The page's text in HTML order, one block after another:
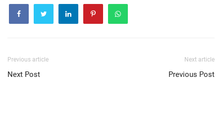
Previous article
Next Post
Next article
Previous Post